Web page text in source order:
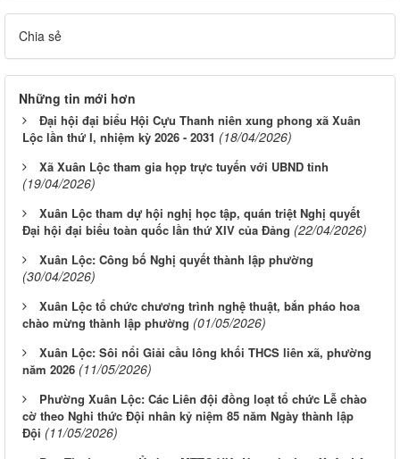
Chia sẻ
Những tin mới hơn
Đại hội đại biểu Hội Cựu Thanh niên xung phong xã Xuân
Lộc lần thứ I, nhiệm kỳ 2026 - 2031 (18/04/2026)
Xã Xuân Lộc tham gia họp trực tuyến với UBND tỉnh
(19/04/2026)
Xuân Lộc tham dự hội nghị học tập, quán triệt Nghị quyết
Đại hội đại biểu toàn quốc lần thứ XIV của Đảng (22/04/2026)
Xuân Lộc: Công bố Nghị quyết thành lập phường
(30/04/2026)
Xuân Lộc tổ chức chương trình nghệ thuật, bắn pháo hoa
chào mừng thành lập phường (01/05/2026)
Xuân Lộc: Sôi nổi Giải cầu lông khối THCS liên xã, phường
năm 2026 (11/05/2026)
Phường Xuân Lộc: Các Liên đội đồng loạt tổ chức Lễ chào
cờ theo Nghi thức Đội nhân kỷ niệm 85 năm Ngày thành lập
Đội (11/05/2026)